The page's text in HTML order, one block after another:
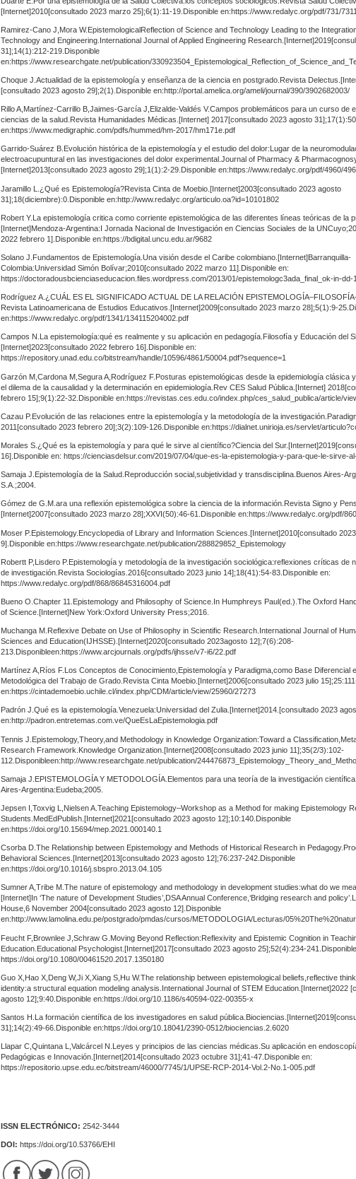
[Internet]2010[consultado 2023 marzo 25];6(1):11-19.Disponible en:https://www.redalyc.org/pdf/731/
Ramirez-Cano J,Mora W.EpistemologicalReflection of Science and Technology Leading to the
Technology and Engineering.International Journal of Applied Engineering
31];14(1):212-219.Disponible
en:https://www.researchgate.net/publication/
Choque J.Actualidad de la epistemología y enseñanza de la ciencia en postgrado.Revista
[consultado 2023 agosto 29];2(1).Disponible en:http://portal.amelica.org/ameli/journal/390/3902682003/
Rillo A,Martínez-Carrillo B,Jaimes-García J,Elizalde-Valdés V.Campos problemáticos para un curso de
ciencias de la salud.Revista Humanidades Médicas.[Internet] 2017[consultado 2023 agosto
en:https://www.medigraphic.com/pdfs/hummed/hm-2017/hm171e.pdf
Garrido-Suárez B.Evolución histórica de la epistemología y el estudio del dolor:Lugar de la
electroacupuntural en las investigaciones del dolor experimental.Journal of Pharmacy &
[Internet]2013[consultado 2023 agosto 29];1(1):2-29.Disponible en:https://www.redalyc.org/pdf/4960/
Jaramillo L.¿Qué es Epistemología?Revista Cinta de Moebio.[Internet]2003[consultado 2023 agosto
31];18(diciembre):0.Disponible en:http://www.redalyc.org/articulo.oa?id=10101802
Robert Y.La epistemología critica como corriente epistemológica de las diferentes líneas teóricas de la
[Internet]Mendoza-Argentina:I Jornada Nacional de Investigación en Ciencias Sociales de la
2022 febrero 1].Disponible en:https://bdigital.uncu.edu.ar/9682
Solano J.Fundamentos de Epistemología.Una visión desde el Caribe colombiano.[Internet]Barranquilla-
Colombia:Universidad Simón Bolívar;2010[consultado 2022 marzo 11].Disponible en:
https://doctoradousbcienciaseducacion.files.wordpress.com/2013/01/epistemologc3ada_final_ok-in-dd-
Rodríguez A.¿CUÁL ES EL SIGNIFICADO ACTUAL DE LA RELACIÓN
Revista Latinoamericana de Estudios Educativos.[Internet]2009[consultado 2023 marzo 28];5(1):9-
en:https://www.redalyc.org/pdf/1341/134115204002.pdf
Campos N.La epistemología:qué es realmente y su aplicación en pedagogía.Filosofía y Educación del
[Internet]2023[consultado 2022 febrero 16].Disponible en:
https://repository.unad.edu.co/bitstream/handle/10596/4861/50004.pdf?sequence=1
Garzón M,Cardona M,Segura A,Rodríguez F.Posturas epistemológicas desde la epidemiología clásica
el dilema de la causalidad y la determinación en epidemiología.Rev CES Salud Pública.[Internet]
febrero 15];9(1):22-32.Disponible en:https://revistas.ces.edu.co/index.php/ces_salud_publica/article/
Cazau P.Evolución de las relaciones entre la epistemología y la metodología de la
2011[consultado 2023 febrero 20];3(2):109-126.Disponible en:https://dialnet.unirioja.es/servlet/
Morales S.¿Qué es la epistemología y para qué le sirve al científico?Ciencia del
16].Disponible en: https://cienciasdelsur.com/2019/07/04/que-es-la-epistemologia-y-para-que-le-sirve-
Samaja J.Epistemología de la Salud.Reproducción social,subjetividad y transdisciplina.Buenos Aires-
S.A.;2004.
Gómez de G.M.ara una reflexión epistemológica sobre la ciencia de la información.Revista Signo y
[Internet]2007[consultado 2023 marzo 28];XXVI(50):46-61.Disponible en:https://www.redalyc.org/pdf/
Moser P.Epistemology.Encyclopedia of Library and Information Sciences.[Internet]2010[consultado
9].Disponible en:https://www.researchgate.net/publication/288829852_Epistemology
Robertt P,Lisdero P.Epistemología y metodología de la investigación sociológica:reflexiones críticas de
de investigación.Revista Sociologías.2016[consultado 2023 junio 14];18(41):54-83.Disponible en:
https://www.redalyc.org/pdf/868/86845316004.pdf
Bueno O.Chapter 11.Epistemology and Philosophy of Science.In Humphreys Paul(ed.).The Oxford
of Science.[Internet]New York:Oxford University Press;2016.
Muchanga M.Reflexive Debate on Use of Philosophy in Scientific Research.International Journal of
Sciences and Education(IJHSSE).[Internet]2020[consultado 2023agosto 12];7(6):208-
213.Disponibleen:https://www.arcjournals.org/pdfs/ijhsse/v7-i6/22.pdf
Martínez A,Ríos F.Los Conceptos de Conocimiento,Epistemología y Paradigma,como Base Diferencial
Metodológica del Trabajo de Grado.Revista Cinta Moebio.[Internet]2006[consultado 2023 julio
en:https://cintademoebio.uchile.cl/index.php/CDM/article/view/25960/27273
Padrón J.Qué es la epistemología.Venezuela:Universidad del Zulia.[Internet]2014.[consultado 2023
en:http://padron.entretemas.com.ve/QueEsLaEpistemologia.pdf
Tennis J.Epistemology,Theory,and Methodology in Knowledge Organization:Toward a
Research Framework.Knowledge Organization.[Internet]2008[consultado 2023 junio 11];35(2/3):102-
112.Disponibleen:http://www.researchgate.net/publication/
Samaja J.EPISTEMOLOGÍA Y METODOLOGÍA.Elementos para una teoría de la investigación
Aires-Argentina:Eudeba;2005.
Jepsen I,Toxvig L,Nielsen A.Teaching Epistemology–Workshop as a Method for making Epistemology
Students.MedEdPublish.[Internet]2021[consultado 2023 agosto 12];10:140.Disponible
en:https://doi.org/10.15694/mep.2021.000140.1
Csorba D.The Relationship between Epistemology and Methods of Historical Research in
Behavioral Sciences.[Internet]2013[consultado 2023 agosto 12];76:237-242.Disponible
en:https://doi.org/10.1016/j.sbspro.2013.04.105
Sumner A,Tribe M.The nature of epistemology and methodology in development studies:what do we
[Internet]In ‘The nature of Development Studies’,DSA Annual Conference,‘Bridging research and
House,6 November 2004[consultado 2023 agosto 12].Disponible
en:http://www.lamolina.edu.pe/postgrado/pmdas/cursos/METODOLOGIA/Lecturas/
Feucht F,Brownlee J,Schraw G.Moving Beyond Reflection:Reflexivity and Epistemic Cognition in
Education.Educational Psychologist.[Internet]2017[consultado 2023 agosto 25];52(4):234-
https://doi.org/10.1080/00461520.2017.1350180
Guo X,Hao X,Deng W,Ji X,Xiang S,Hu W.The relationship between epistemological beliefs,reflective
identity:a structural equation modeling analysis.International Journal of STEM Education.[Internet]2022
agosto 12];9:40.Disponible en:https://doi.org/10.1186/s40594-022-00355-x
Santos H.La formación científica de los investigadores en salud
31];14(2):49-66.Disponible en:https://doi.org/10.18041/2390-0512/biociencias.2.6020
Llapar C,Quintana L,Valcárcel N.Leyes y principios de las ciencias médicas.Su aplicación en
Pedagógicas e Innovación.[Internet]2014[consultado 2023 octubre 31];41-47.Disponible en:
https://repositorio.upse.edu.ec/bitstream/46000/7745/1/UPSE-RCP-2014-Vol.2-No.1-005.pdf
ISSN ELECTRÓNICO: 2542-3444
DOI: https://doi.org/10.53766/EHI